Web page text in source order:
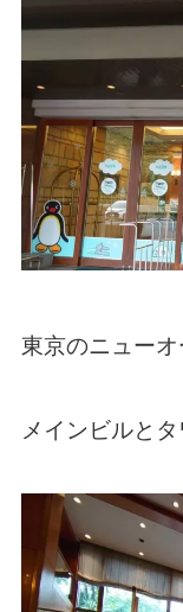
東京のニューオ
メインビルと